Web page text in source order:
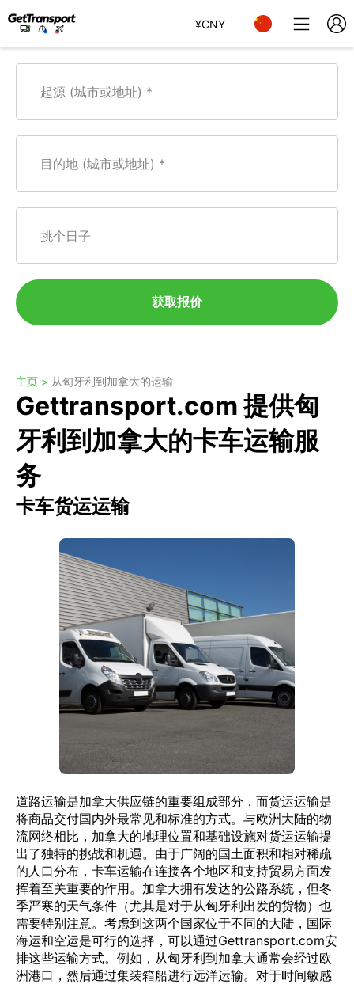
¥CNY
起源 (城市或地址)
目的地 (城市或地址)
挑个日子
获取报价
主页 > 从匈牙利到加拿大的运输
Gettransport.com 提供匈
牙利到加拿大的卡车运输服
务
卡车货运运输
道路运输是加拿大供应链的重要组成部分，而货运运输是
将商品交付国内外最常见和标准的方式。与欧洲大陆的物
流网络相比，加拿大的地理位置和基础设施对货运运输提
出了独特的挑战和机遇。由于广阔的国土面积和相对稀疏
的人口分布，卡车运输在连接各个地区和支持贸易方面发
挥着至关重要的作用。加拿大拥有发达的公路系统，但冬
季严寒的天气条件（尤其是对于从匈牙利出发的货物）也
需要特别注意。考虑到这两个国家位于不同的大陆，国际
海运和空运是可行的选择，可以通过Gettransport.com安
排这些运输方式。例如，从匈牙利到加拿大通常会经过欧
洲港口，然后通过集装箱船进行远洋运输。对于时间敏感